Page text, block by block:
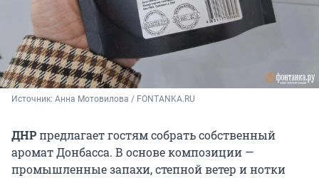
Источник: Анна Мотовилова / FONTANKA.RU
ДНРпредлагает гостям собрать собственный
аромат Донбасса. В основе композиции —
промышленные запахи, степной ветер и нотки